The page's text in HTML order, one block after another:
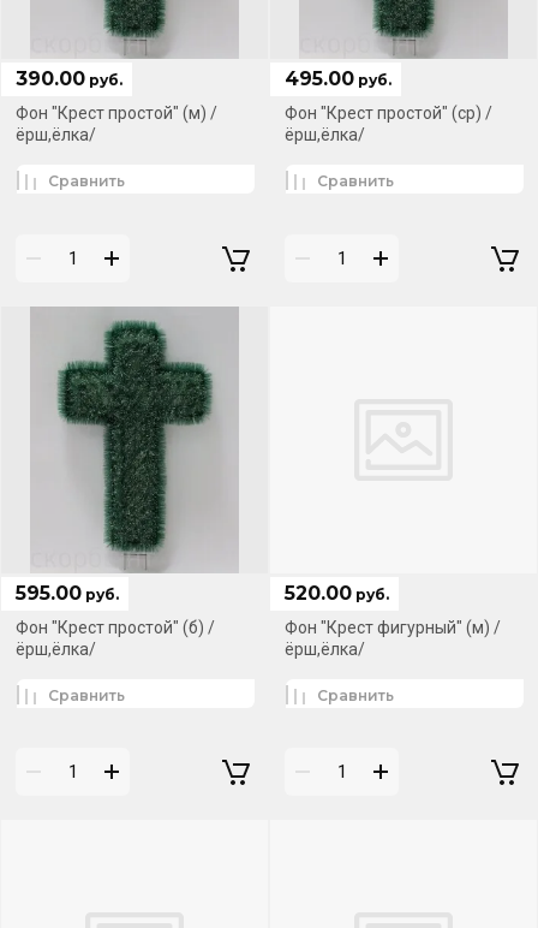
390.00 руб.
Фон "Крест простой" (м) /
ёрш,ёлка/
Сравнить
495.00 руб.
Фон "Крест простой" (ср) /
ёрш,ёлка/
Сравнить
595.00 руб.
Фон "Крест простой" (б) /
ёрш,ёлка/
Сравнить
520.00 руб.
Фон "Крест фигурный" (м) /
ёрш,ёлка/
Сравнить